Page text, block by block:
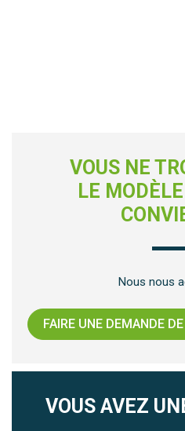
VOUS NE
LE
Nous nous
FAIRE UNE DEMANDE
VOUS AVEZ